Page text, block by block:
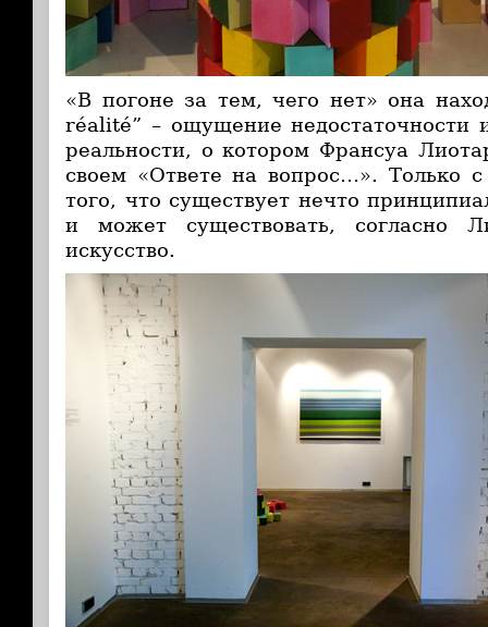
«В погоне за тем, чего нет» она
réalité” – ощущение недостаточности
реальности, о котором Франсуа
своем «Ответе на вопрос…». Только
того, что существует нечто
и может существовать, согласно
искусство.